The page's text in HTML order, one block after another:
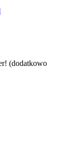
(dodatkowo